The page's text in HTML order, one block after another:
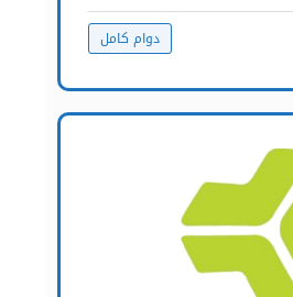
دوام كامل